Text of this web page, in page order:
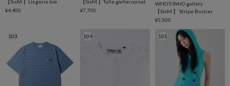
【SixM 】Lingerie bra
¥4,400
【SixM 】Tulle garter corset
¥7,700
WHO’S WHO gallery
【SixM 】 Stripe Bustier
¥5,500
103 104 105